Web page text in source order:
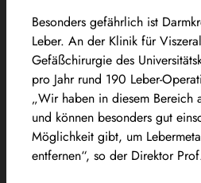
Besonders gefährlich ist
Leber. An der Klinik für
Gefäßchirurgie des
pro Jahr rund 190 Leber-
„Wir haben in diesem Bereich
und können besonders gut
Möglichkeit gibt, um
entfernen“, so der Direktor